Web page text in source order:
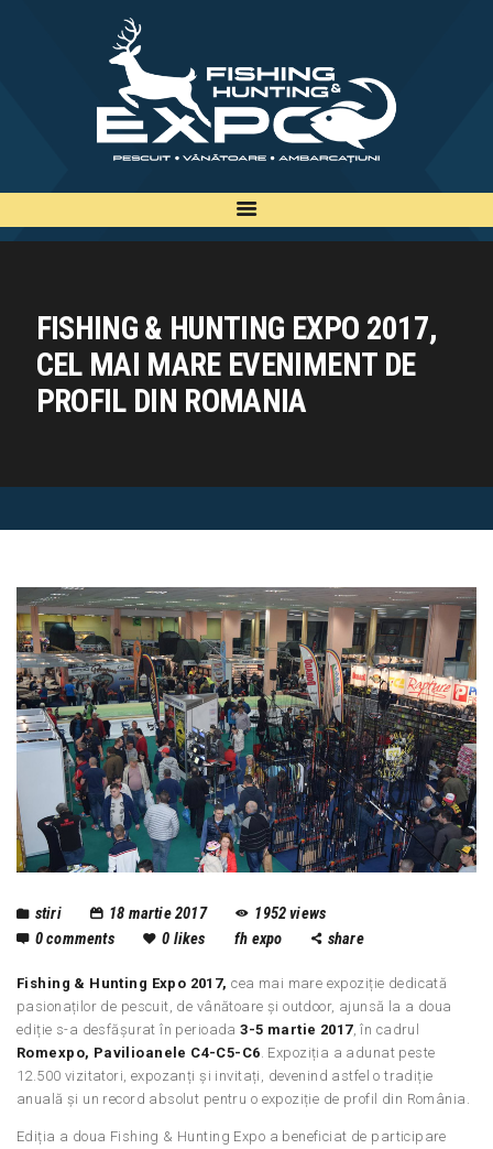
FISHING & HUNTING EXPO 2017,
CEL MAI MARE EVENIMENT DE
PROFIL DIN ROMANIA
INFO
INSCRIERE
TARIFE
EDITII
CONTACT
EN
stiri 18 martie 2017 1952views
0comments 0 likes fh expo share
Fishing & Hunting Expo 2017, cea mai mare expoziție dedicată
pasionaților de pescuit, de vânătoare și outdoor, ajunsă la a doua
ediție s-a desfășurat în perioada3-5 martie 2017, în cadrul
Romexpo, Pavilioanele C4-C5-C6 . Expoziția a adunat peste
12.500 vizitatori, expozanți și invitați, devenind astfel o tradiție
anuală și un record absolut pentru o expoziție de profil din România.
Ediția a doua Fishing & Hunting Expo a beneficiat de participare